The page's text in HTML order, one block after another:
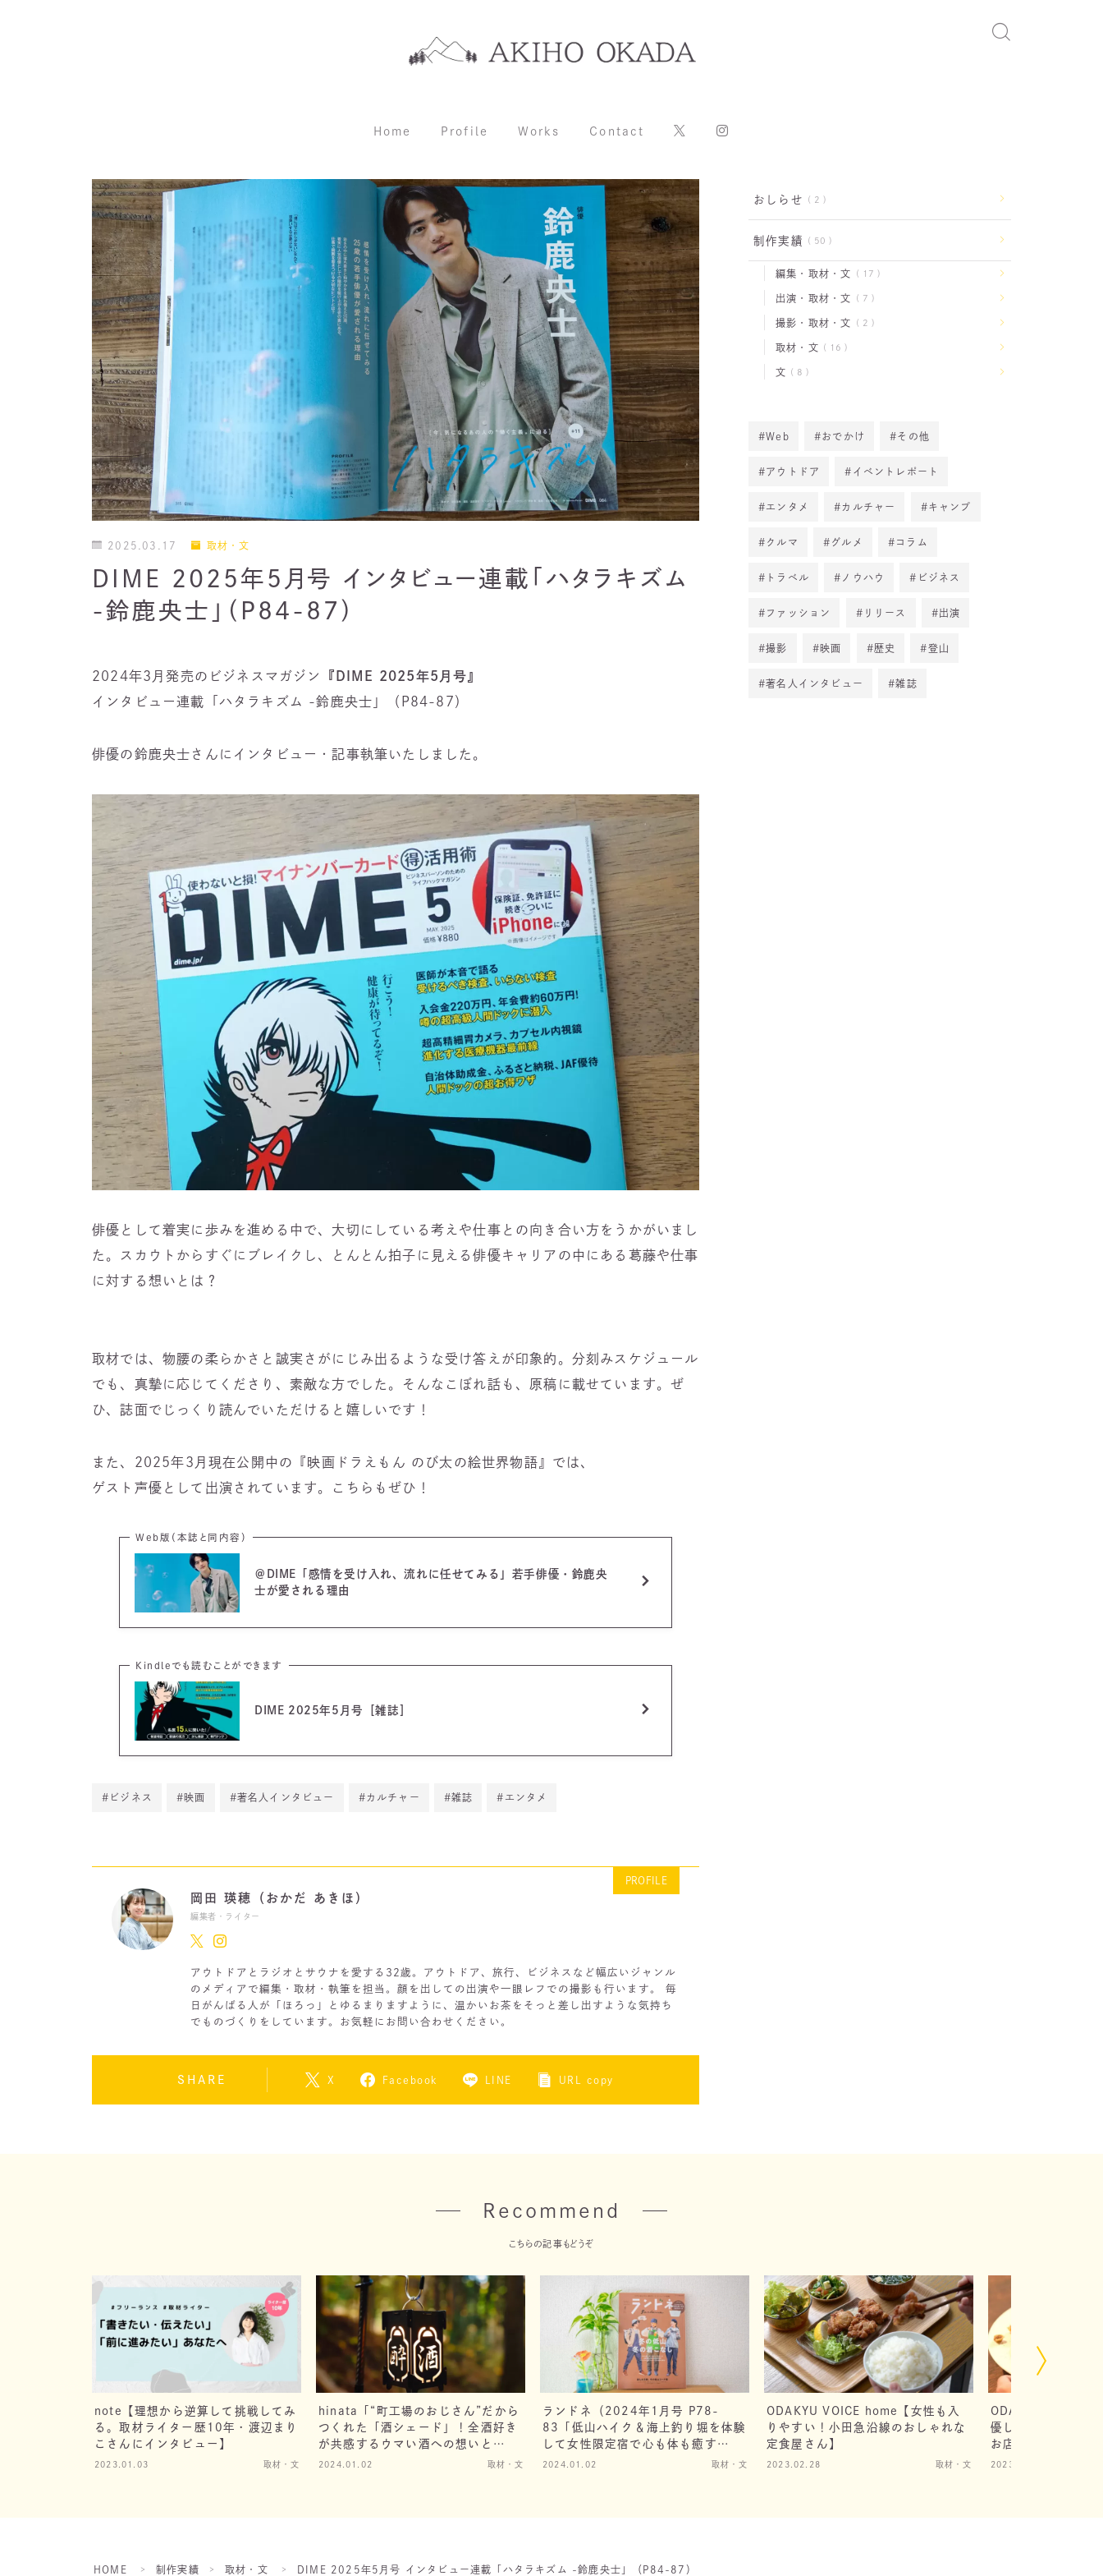
Home Profile Works Contact
2025.03.17 取材・文
DIME 2025年5月号 インタビュー連載「ハタラキズム
-鈴鹿央士」（P84-87）
2024年3月発売のビジネスマガジン
『DIME 2025年5月号』
インタビュー連載「ハタラキズム -鈴鹿央士」（P84-87）
俳優の鈴鹿央士さんにインタビュー・記事執筆いたしました。
俳優として着実に歩みを進める中で、大切にしている考えや仕事との向き合い方をうかがいまし
た。スカウトからすぐにブレイクし、とんとん拍子に見える俳優キャリアの中にある葛藤や仕事
に対する想いとは？
取材では、物腰の柔らかさと誠実さがにじみ出るような受け答えが印象的。分刻みスケジュール
でも、真摯に応じてくださり、素敵な方でした。そんなこぼれ話も、原稿に載せています。ぜ
ひ、誌面でじっくり読んでいただけると嬉しいです！
また、2025年3月現在公開中の『映画ドラえもん のび太の絵世界物語』では、
ゲスト声優として出演されています。こちらもぜひ！
Web版（本誌と同内容）
＠DIME「感情を受け入れ、流れに任せてみる」若手俳優・鈴鹿央
士が愛される理由
Kindleでも読むことができます
DIME 2025年5月号［雑誌］
#ビジネス #映画 #著名人インタビュー #カルチャー #雑誌 #エンタメ
PROFILE
岡田 瑛穂（おかだ あきほ）
編集者・ライター
アウトドアとラジオとサウナを愛する32歳。アウトドア、旅行、ビジネスなど幅広いジャンル
のメディアで編集・取材・執筆を担当。顔を出しての出演や一眼レフでの撮影も行います。 毎
日がんばる人が「ほろっ」とゆるまりますように、温かいお茶をそっと差し出すような気持ち
でものづくりをしています。お気軽にお問い合わせください。
SHARE X Facebook LINE URL copy
おしらせ 2
制作実績 50
編集・取材・文 17
出演・取材・文 7
撮影・取材・文 2
取材・文 16
文 8
Web おでかけ その他
アウトドア イベントレポート
エンタメ カルチャー キャンプ
クルマ グルメ コラム
トラベル ノウハウ ビジネス
ファッション リリース 出演
撮影 映画 歴史 登山
著名人インタビュー 雑誌
Recommend
こちらの記事もどうぞ
note【理想から逆算して挑戦してみ
る。取材ライター歴10年・渡辺まり
こさんにインタビュー】
2023.01.03 取材・文
hinata「“町工場のおじさん”だから
つくれた「酒シェード」！全酒好き
が共感するウマい酒への想いと
は？」
2024.01.02 取材・文
ランドネ（2024年1月号 P78-
83「低山ハイク＆海上釣り堀を体験
して女性限定宿で心も体も癒す
旅」）
2024.01.02 取材・文
ODAKYU VOICE home【女性も入
りやすい！小田急沿線のおしゃれな
定食屋さん】
2023.02.28 取材・文
ODAKYU VOICE
優しい野菜料理が
お店】
2023.03.16
HOME ＞ 制作実績 ＞ 取材・文 ＞ DIME 2025年5月号 インタビュー連載「ハタラキズム -鈴鹿央士」（P84-87）